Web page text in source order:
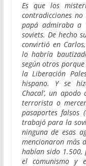
Es que los
contradicciones
papá admiraba a
soviets. De hecho
convirtió en
lo habría
según otros
la Liberación
hispano. Y se
Chacal’, un
terrorista o
pasaportes falsos
trabajó para la
ninguna de esas
mencionaron más
habían sido 1.500,
el comunismo y